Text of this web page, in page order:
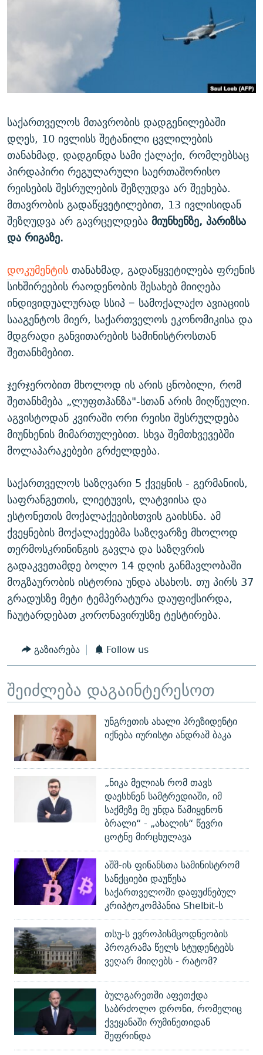
ᲛᲝᲚᲐᲞᲐᲠᲐᲙᲔ ᲢᲔᲥᲡᲢᲔᲑᲘ
ᲚᲘᲢᲔᲠᲐᲢᲣᲠᲣᲚᲘ ᲬᲐᲮᲜᲐᲒᲔᲑᲘ
ᲐᲛᲔᲠᲘᲙᲣᲚᲘ ᲛᲝᲗᲮᲠᲝᲑᲐ
ᲘᲛᲞᲔᲠᲘᲐ ᲓᲐ ᲠᲐᲓᲘᲝ
ᲩᲔᲛᲘ ᲡᲘᲙᲕᲓᲘᲚᲘᲡ ᲛᲘᲖᲔᲖᲘᲐ COVID-19
ᲡᲐᲞᲐᲠᲚᲐᲛᲔᲜᲢᲝ ᲐᲠᲩᲔᲕᲜᲔᲑᲘᲡ ᲘᲡᲢᲝᲠᲘᲐ
ᲑᲐᲕᲨᲕᲔᲑᲘ ᲞᲠᲝᲡᲢᲘᲢᲣᲪᲘᲐᲨᲘ - ᲐᲛᲝᲣᲗᲥᲛᲔᲚᲘ ᲐᲛᲑᲐᲕᲘ
5 ᲐᲛᲑᲐᲕᲘ - 20 ᲘᲕᲜᲘᲡᲡ ᲓᲐᲨᲐᲕᲔᲑᲣᲚᲔᲑᲘ
ᲐᲒᲕᲘᲡᲢᲝᲡ ᲝᲛᲘ
ПРИВЕТ ᲙᲣᲚᲢᲣᲠᲐ
რთე/რთ-ის ყველა საიტი
საქართველოს მთავრობის დადგენილებაში
დღეს, 10 ივლისს შეტანილი ცვლილების
თანახმად, დადგინდა სამი ქალაქი, რომლებსაც
პირდაპირი რეგულარული საერთაშორისო
რეისების შესრულების შეზღუდვა არ შეეხება.
მთავრობის გადაწყვეტილებით, 13 ივლისიდან
შეზღუდვა არ გავრცელდებამიუნხენზე, პარიზსა
და რიგაზე.
დოკუმენტისთანახმად, გადაწყვეტილება ფრენის
სიხშირეების რაოდენობის შესახებ მიიღება
ინდივიდუალურად სსიპ − სამოქალაქო ავიაციის
სააგენტოს მიერ, საქართველოს ეკონომიკისა და
მდგრადი განვითარების სამინისტროსთან
შეთანხმებით.
ჯერჯერობით მხოლოდ ის არის ცნობილი, რომ
შეთანხმება „ლუფთჰანზა"-სთან არის მიღწეული.
აგვისტოდან კვირაში ორი რეისი შესრულდება
მიუნხენის მიმართულებით. სხვა შემთხვევებში
მოლაპარაკებები გრძელდება.
საქართველოს საზღვარი 5 ქვეყნის - გერმანიის,
საფრანგეთის, ლიეტუვის, ლატვიისა და
ესტონეთის მოქალაქეებისთვის გაიხსნა. ამ
ქვეყნების მოქალაქეებმა საზღვარზე მხოლოდ
თერმოსკრინინგის გავლა და საზღვრის
გადაკვეთამდე ბოლო 14 დღის განმავლობაში
მოგზაურობის ისტორია უნდა ასახოს. თუ პირს 37
გრადუსზე მეტი ტემპერატურა დაუფიქსირდა,
ჩაუტარდებათ კორონავირუსზე ტესტირება.
გაზიარება Follow us
შეიძლება დაგაინტერესოთ
უნგრეთის ახალი პრეზიდენტი
იქნება იურისტი ანდრაშ ბაკა
„ნიკა მელიას რომ თავს
დაესხნენ სამტრედიაში, იმ
საქმეზე მე უნდა წამიყენონ
ბრალი“ - „ახალის“ წევრი
ცოტნე მირცხულავა
აშშ-ის ფინანსთა სამინისტრომ
სანქციები დაუწესა
საქართველოში დაფუძნებულ
კრიპტოკომპანია Shelbit-ს
თსუ-ს ევროპისმცოდნეობის
პროგრამა წელს სტუდენტებს
ვეღარ მიიღებს - რატომ?
ბულგარეთში აფეთქდა
საბრძოლო დრონი, რომელიც
ქვეყანაში რუმინეთიდან
შეფრინდა